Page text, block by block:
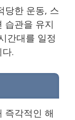
당한 운동, 스
습관을 유지
간대를 일정
.
즉각적인 해